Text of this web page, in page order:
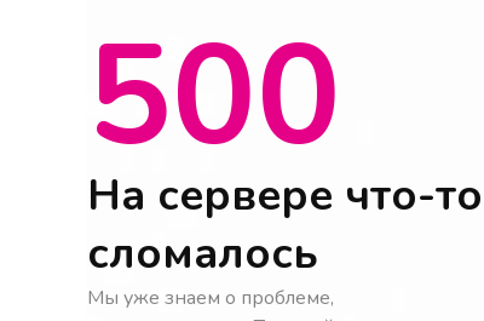
500
На сервере что-то
сломалось
Мы уже знаем о проблеме,